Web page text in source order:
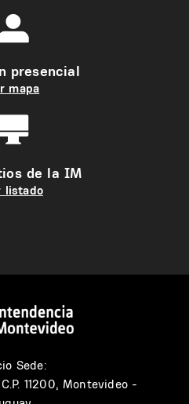
presencial
mapa
de la IM
listado
Sede:
11200, Montevideo -